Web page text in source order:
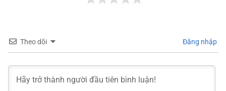
Theo dõi Đăng nhập